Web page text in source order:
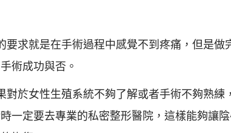
求就是在手術過程中感覺不到疼痛，但是做
術成功與否。
於女性生殖系統不夠了解或者手術不夠熟練
一定要去專業的私密整形醫院，這樣能夠讓